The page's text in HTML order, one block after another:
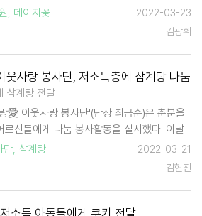
환경을 개선 하고자 지역 특성에 맞는 데이지
, 데이지꽃
2022-03-23
김광휘
웃사랑 봉사단, 저소득층에 삼계탕 나눔
삼계탕 전달
愛 이웃사랑 봉사단'(단장 최금순)은 춘분을
르신들에게 나눔 봉사활동을 실시했다. 이날
신 등 저소득 10가구에 삼계탕을 각 가정에
단, 삼계탕
2022-03-21
김현진
소득 아동들에게 쿠키 전달